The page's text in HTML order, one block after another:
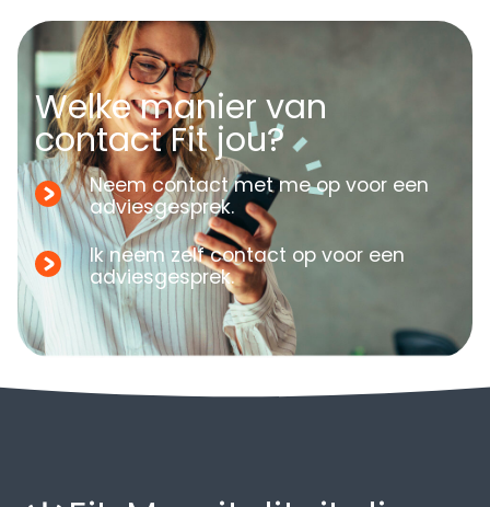
Welke manier van
contact Fit jou?
Neem contact met me op voor een
adviesgesprek.
Ik neem zelf contact op voor een
adviesgesprek.